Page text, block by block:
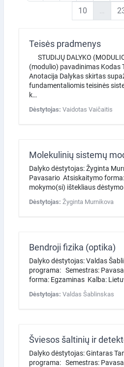
1010
Teisės pradmenys
STUDIJŲ DALYKO
(modulio) pavadinimas Kodas
Anotacija Dalykas skirtas
fundamentaliomis teisinės
k…
Dėstytojas: Vaidotas Vaičaitis
Molekulinių sistemų
Dalyko dėstytojas: Žyginta
Pavasario Atsiskaitymo
mokymo(si) ištekliaus
Dėstytojas: Žyginta Murnikova
Bendroji fizika (optika)
Dalyko dėstytojas: Valdas
programa: Semestras:
forma: Egzaminas Kalba:
Dėstytojas: Valdas Šablinskas
Dalyko dėstytojas: Gintaras
programa: Semestras: